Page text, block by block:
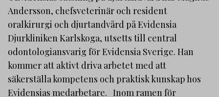
Andersson, chefsveterinär och resident
oralkirurgi och djurtandvård på Evidensia
Djurkliniken Karlskoga, utsetts till central
odontologiansvarig för Evidensia Sverige. Han
kommer att aktivt driva arbetet med att
säkerställa kompetens och praktisk kunskap hos
Evidensias medarbetare. Inom ramen för